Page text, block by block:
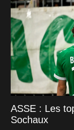
ASSE : Les
Sochaux